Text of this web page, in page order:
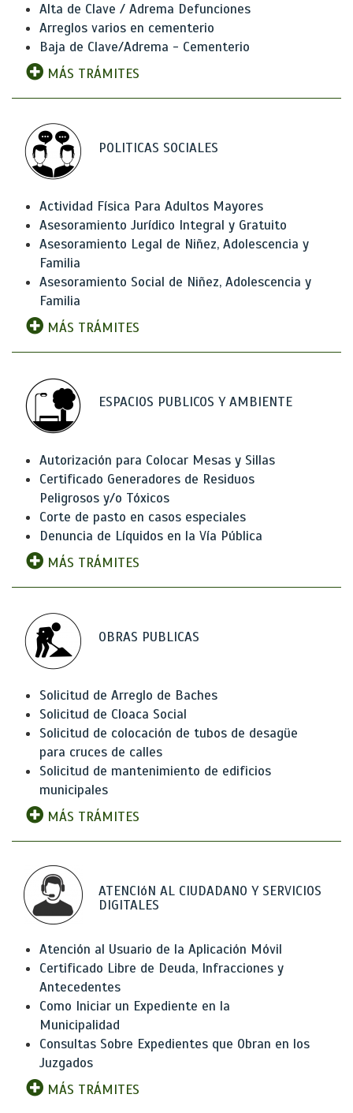
Alta de Clave / Adrema Defunciones
Arreglos varios en cementerio
Baja de Clave/Adrema - Cementerio
MÁS TRÁMITES
POLITICAS SOCIALES
Actividad Física Para Adultos Mayores
Asesoramiento Jurídico Integral y Gratuito
Asesoramiento Legal de Niñez, Adolescencia y
Familia
Asesoramiento Social de Niñez, Adolescencia y
Familia
MÁS TRÁMITES
ESPACIOS PUBLICOS Y AMBIENTE
Autorización para Colocar Mesas y Sillas
Certificado Generadores de Residuos
Peligrosos y/o Tóxicos
Corte de pasto en casos especiales
Denuncia de Líquidos en la Vía Pública
MÁS TRÁMITES
OBRAS PUBLICAS
Solicitud de Arreglo de Baches
Solicitud de Cloaca Social
Solicitud de colocación de tubos de desagüe
para cruces de calles
Solicitud de mantenimiento de edificios
municipales
MÁS TRÁMITES
ATENCIóN AL CIUDADANO Y SERVICIOS
DIGITALES
Atención al Usuario de la Aplicación Móvil
Certificado Libre de Deuda, Infracciones y
Antecedentes
Como Iniciar un Expediente en la
Municipalidad
Consultas Sobre Expedientes que Obran en los
Juzgados
MÁS TRÁMITES